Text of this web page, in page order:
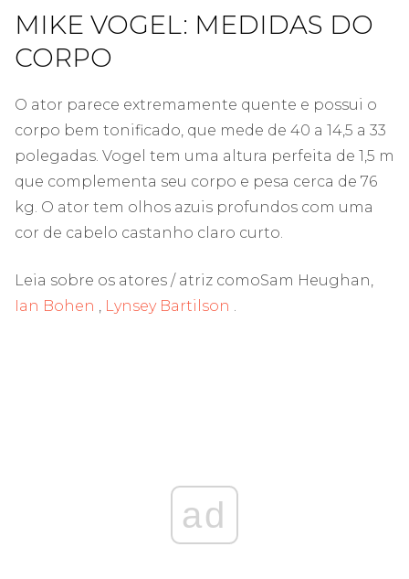
MIKE VOGEL: MEDIDAS DO
CORPO
O ator parece extremamente quente e possui o
corpo bem tonificado, que mede de 40 a 14,5 a 33
polegadas. Vogel tem uma altura perfeita de 1,5 m
que complementa seu corpo e pesa cerca de 76
kg. O ator tem olhos azuis profundos com uma
cor de cabelo castanho claro curto.
Leia sobre os atores / atriz comoSam Heughan,
Ian Bohen , Lynsey Bartilson .
ad